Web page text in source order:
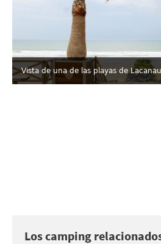
Vista de una de las playas de
Los camping